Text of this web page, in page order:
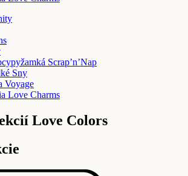
Scrap’n’Nap
Sny
Voyage
Love Charms
Love Colors